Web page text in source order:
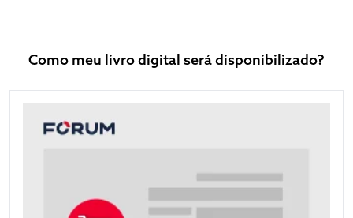
Como meu livro digital será disponibilizado?